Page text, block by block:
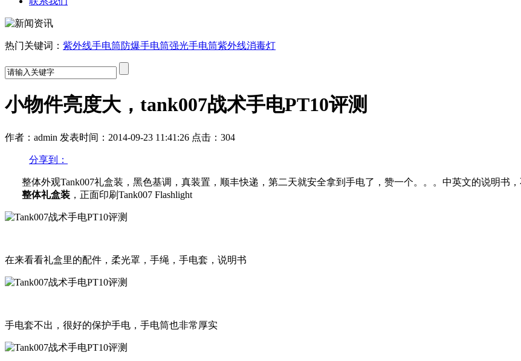
热门关键词： 紫外线手电筒防爆手电筒强光手电筒紫外线消毒灯
小物件亮度大，tank007战术手电PT10评测
作者：admin 发表时间：2014-09-23 11:41:26 点击：304
分享到：
整体外观Tank007礼盒装，黑色基调，真装置，顺丰快递，第二天就安全拿到手电了，赞一个。。。中英文的说明书
整体礼盒装 ，正面印刷Tank007 Flashlight
在来看看礼盒里的配件，柔光罩，手绳，手电套，说明书
手电套不出，很好的保护手电，手电筒也非常厚实